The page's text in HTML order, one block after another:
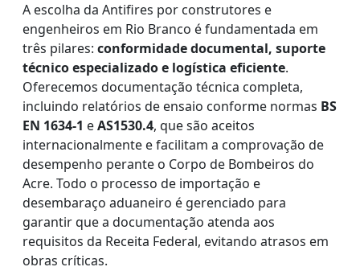
A escolha da Antifires por construtores e
engenheiros em Rio Branco é fundamentada em
três pilares: conformidade documental, suporte
técnico especializado e logística eficiente.
Oferecemos documentação técnica completa,
incluindo relatórios de ensaio conforme normas BS
EN 1634-1 eAS1530.4, que são aceitos
internacionalmente e facilitam a comprovação de
desempenho perante o Corpo de Bombeiros do
Acre. Todo o processo de importação e
desembaraço aduaneiro é gerenciado para
garantir que a documentação atenda aos
requisitos da Receita Federal, evitando atrasos em
obras críticas.